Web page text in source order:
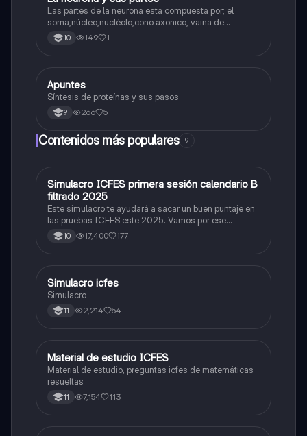
Las partes de la neurona esta compuesta por; el
soma,núcleo,nucléolo,cono axonico, vaina de
mielina,celula schwan,núcleo de schwann,nódulo de
Ranvier,terminal axonico Arborizacion terminal, botón
10 149 1
Biologia
Apuntes
Síntesis de proteínas y sus pasos
9 266 5
Contenidos más populares 9
ICFES: Matemáticas
Simulacro ICFES primera sesión calendario B
filtrado 2025
Este simulacro te ayudará a sacar un buen puntaje en
las pruebas ICFES este 2025. Vamos por ese
500/500. Y poder ser admitido en la universidad que
quieras, estudiar la carrera que quieres y no la que te
10 17,400 177
ICFES: Lectura Crítica
Simulacro icfes
Simulacro
11 2,214 54
ICFES: Matemáticas
Material de estudio ICFES
Material de estudio, preguntas icfes de matemáticas
resueltas
11 7,154 113